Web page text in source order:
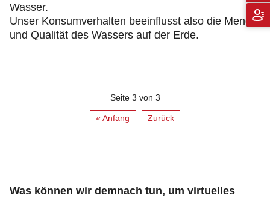
Wasser.
Unser Konsumverhalten beeinflusst also die Menge
und Qualität des Wassers auf der Erde.
Seite 3 von 3
« Anfang Zurück
Was können wir demnach tun, um virtuelles